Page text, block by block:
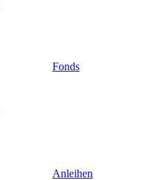
Fonds
Anleihen